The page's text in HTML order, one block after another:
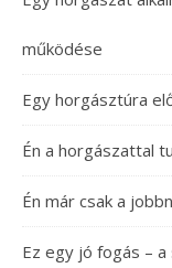
működése
Egy horgásztúra
Én a horgászattal
Én már csak a
Ez egy jó fogás – a